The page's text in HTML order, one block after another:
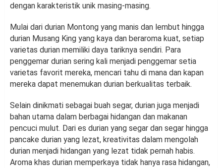
dengan karakteristik unik masing-masing.
Mulai dari durian Montong yang manis dan lembut hingga
durian Musang King yang kaya dan beraroma kuat, setiap
varietas durian memiliki daya tariknya sendiri. Para
penggemar durian sering kali menjadi penggemar setia
varietas favorit mereka, mencari tahu di mana dan kapan
mereka dapat menemukan durian berkualitas terbaik.
Selain dinikmati sebagai buah segar, durian juga menjadi
bahan utama dalam berbagai hidangan dan makanan
pencuci mulut. Dari es durian yang segar dan segar hingga
pancake durian yang lezat, kreativitas dalam mengolah
durian menjadi hidangan yang lezat tidak pernah habis.
Aroma khas durian memperkaya tidak hanya rasa hidangan,